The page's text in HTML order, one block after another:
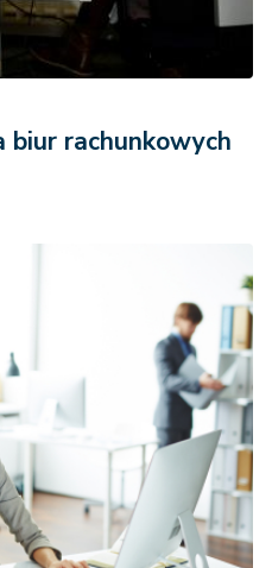
biur rachunkowych